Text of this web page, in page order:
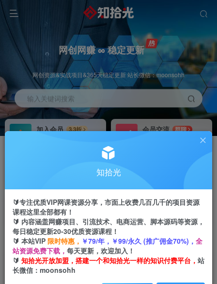
网创网赚 ∞ 稳定更新
网创资源&实战项目&365天稳定更新 站长微信：moonsohh
输入关键词搜索
加入会员
3.3折
会员交流
群聊
首页 创业课程 会员免费 正文
某公众号收费文章《深度：听懂-这些逻辑你就知
道富人凭什么一直赢了》
知拾光
🔰专注优质VIP网课资源分享，市面上收费几百几千的项目资源
课程这里全部都有！
🔰 内容涵盖网赚项目、引流技术、电商运营、脚本源码等资源，
每日稳定更新20-30优质资源课程！
🔰 本站VIP 限时特惠， ￥79/年，￥99/永久 (推广佣金70%)， 全
站资源免费下载， 每天更新，欢迎加入！
🔰 知拾光开放加盟，搭建一个和知拾光一样的知识付费平台， 站
长微信：moonsohh